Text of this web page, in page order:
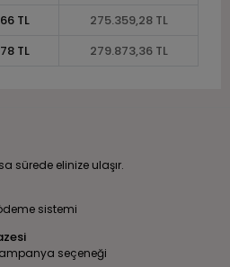
TL
275.359,28 TL
TL 279.873,36 TL
sürede elinize ulaşır.
sistemi
seçeneği